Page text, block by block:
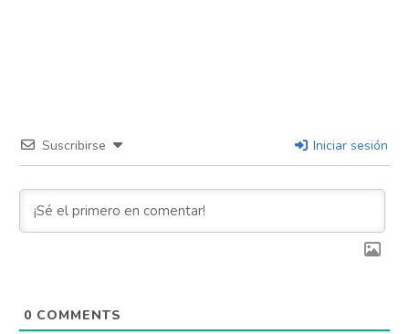
Suscribirse Iniciar sesión
0 COMMENTS